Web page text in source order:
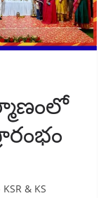
KSR & KS